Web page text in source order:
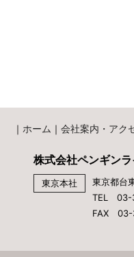
｜ ホーム ｜ 会社案内・アク
株式会社ペンギン
東京本社
東京都台
TEL 03-
FAX 03-